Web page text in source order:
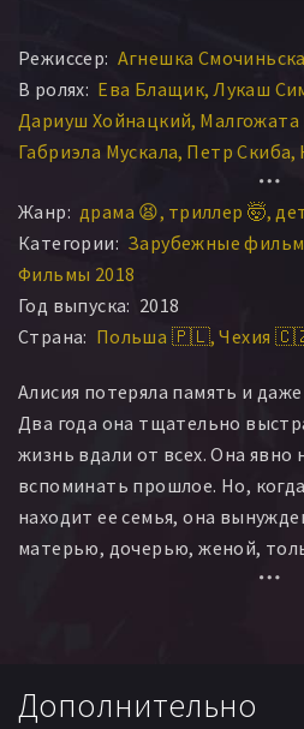
Режиссер: Агнешка Смочиньска
В ролях: Ева Блащик Лукаш
Дариуш Хойнацкий Малгожата
Габриэла Мускала Петр Скиба
Иво Райски
Paulina Walendziak Zuzanna
Bartlomiej Szewczykowski
Rafal Kwietniewski
Жанр: драма 😫 триллер 🤯
Категории: Зарубежные
Фильмы 2018
Год выпуска: 2018
Страна: Польша 🇵🇱 Чехия
Алисия потеряла память и
Два года она тщательно
жизнь вдали от всех. Она явно
вспоминать прошлое. Но,
находит ее семья, она
матерью, дочерью, женой,
такое ощущение, сплошные
Дополнительно